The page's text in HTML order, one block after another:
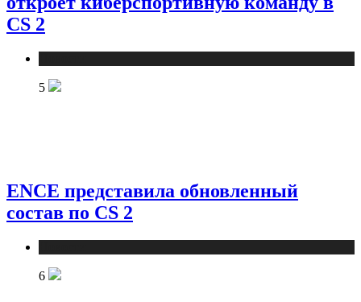
CS 2
5
ENCE представила обновленный
состав по CS 2
6